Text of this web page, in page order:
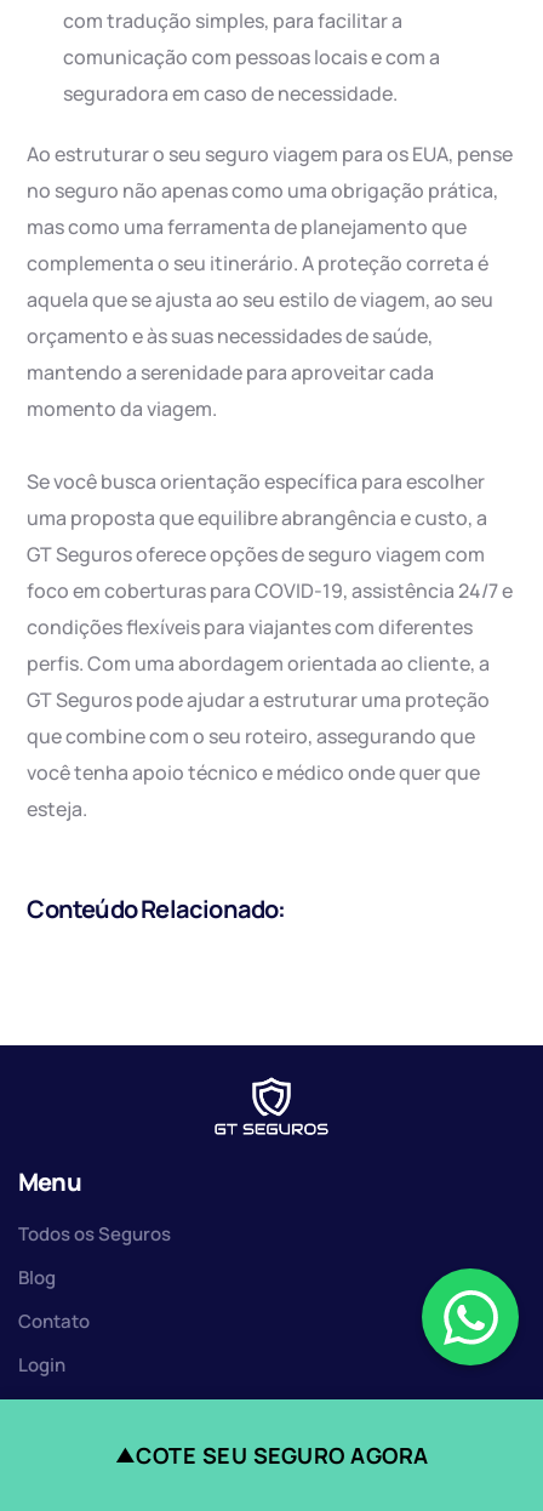
com tradução simples, para facilitar a
comunicação com pessoas locais e com a
seguradora em caso de necessidade.
Ao estruturar o seu seguro viagem para os EUA, pense
no seguro não apenas como uma obrigação prática,
mas como uma ferramenta de planejamento que
complementa o seu itinerário. A proteção correta é
aquela que se ajusta ao seu estilo de viagem, ao seu
orçamento e às suas necessidades de saúde,
mantendo a serenidade para aproveitar cada
momento da viagem.
Se você busca orientação específica para escolher
uma proposta que equilibre abrangência e custo, a
GT Seguros oferece opções de seguro viagem com
foco em coberturas para COVID-19, assistência 24/7 e
condições flexíveis para viajantes com diferentes
perfis. Com uma abordagem orientada ao cliente, a
GT Seguros pode ajudar a estruturar uma proteção
que combine com o seu roteiro, assegurando que
você tenha apoio técnico e médico onde quer que
esteja.
Conteúdo Relacionado:
Menu
Todos os Seguros
Blog
Contato
Login
▲COTE SEU SEGURO AGORA